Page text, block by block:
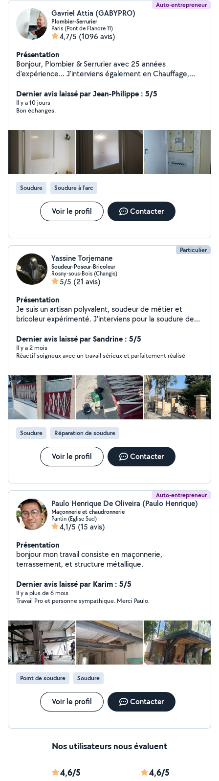
Auto-entrepreneur
Gavriel Attia (GABYPRO)
Plombier-Serrurier
Paris (Pont de Flandre 11)
4,7/5 (1096 avis)
Présentation
Bonjour, Plombier & Serrurier avec 25 années
d'expérience... J'interviens également en Chauffage,
rapide... Je me ferai un plaisir de vous rendre service
mes chers voisins.... Si vous me contactez directement,
merci de me laisser vos coordonnées téléphoniques...
Dernier avis laissé par Jean-Philippe : 5/5
Il y a 10 jours
Bon échanges.
Soudure Soudure à l'arc
Voir le profil Contacter
Particulier
Yassine Torjemane
Soudeur-Poseur-Bricoleur
Rosny-sous-Bois (Changis)
5/5 (21 avis)
Présentation
Je suis un artisan polyvalent, soudeur de métier et
bricoleur expérimenté. J'interviens pour la soudure de
réparations, des créations ou des ajustements. Je
réalise aussi de nombreux travaux de bricolage : petites
réparations, installations, montage et fixation
montage de meubles (IKEA, Conforama, But, Amazon,
etc.) : dressings, lits, armoires, cuisines et rangements.
J'interviens aussi sur l'aluminium et le PVC, notamment
pour les portes, fenêtres, volets roulants et
mécanismes motorisés. Sérieux, organisé et efficace,
j'assure un travail propre, précis et adapté à vos
besoins. Contactez-moi pour vos projets !
Dernier avis laissé par Sandrine : 5/5
Il y a 2 mois
Réactif soigneux avec un travail sérieux et parfaitement réalisé
Soudure Réparation de soudure
Voir le profil Contacter
Auto-entrepreneur
Paulo Henrique De Oliveira (Paulo Henrique)
Maçonnerie et chaudronnerie
Pantin (Eglise Sud)
4,1/5 (15 avis)
Présentation
bonjour mon travail consiste en maçonnerie,
terrassement, et structure métallique.
Dernier avis laissé par Karim : 5/5
Il y a plus de 6 mois
Travail Pro et personne sympathique. Merci Paulo.
Point de soudure Soudure
Voir le profil Contacter
Nos utilisateurs nous évaluent
4,6/5 4,6/5